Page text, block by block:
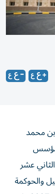
مؤسس
عشر
والحوكمة
والابتكار»، يومي الأربعاء والخميس، 14 و15 إبريل 2027، في